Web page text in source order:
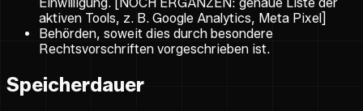
aktiven Tools, z. B. Google Analytics, Meta Pixel]
Behörden, soweit dies durch besondere
Rechtsvorschriften vorgeschrieben ist.
Speicherdauer